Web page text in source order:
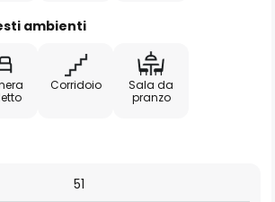
ambienti
Corridoio
Sala da
pranzo
51